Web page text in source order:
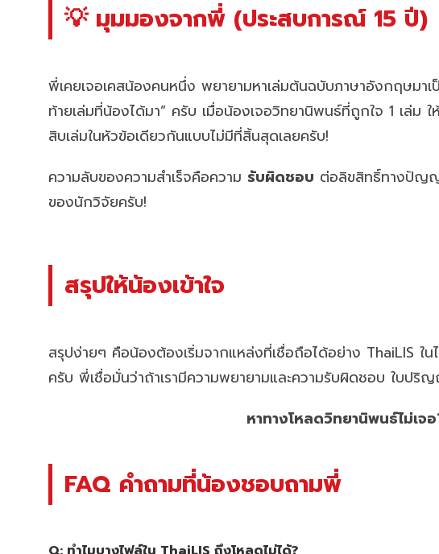
💡 มุมมองจากพี่ (ประสบการณ์ 15 ปี)
พี่เคยเจอเคสน้องคนหนึ่ง พยายามหาเล่มต้นฉบับภาษาอังกฤษมา
ท้ายเล่มที่น้องได้มา” ครับ เมื่อน้องเจอวิทยานิพนธ์ที่ถูกใจ 1 เล่ม
สิบเล่มในหัวข้อเดียวกันแบบไม่มีที่สิ้นสุดเลยครับ!
ความลับของความสำเร็จคือความ รับผิดชอบ ต่อลิขสิทธิ์ทางปัญญ
ของนักวิจัยครับ!
สรุปให้น้องเข้าใจ
สรุปง่ายๆ คือน้องต้องเริ่มจากแหล่งที่เชื่อถือได้อย่าง ThaiLIS
ครับ พี่เชื่อมั่นว่าถ้าเรามีความพยายามและความรับผิดชอบ ใบปริ
หาทางโหลดวิทยานิพนธ์ไม่เ
FAQ คำถามที่น้องชอบถามพี่